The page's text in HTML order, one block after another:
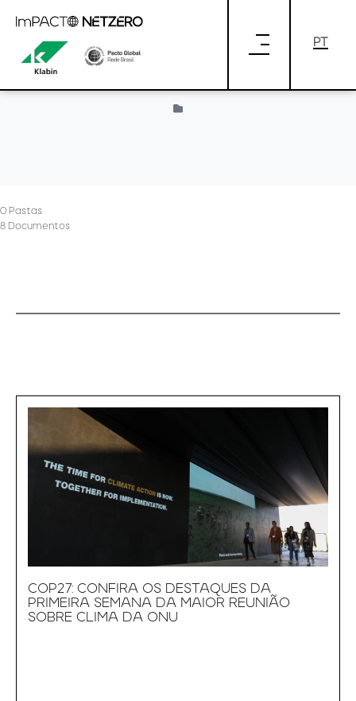
audios
0 Pastas
8 Documentos
COP27: CONFIRA OS DESTAQUES DA
PRIMEIRA SEMANA DA MAIOR REUNIÃO
SOBRE CLIMA DA ONU